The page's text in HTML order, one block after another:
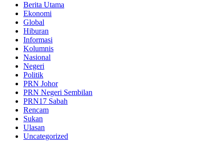
Berita Utama
Ekonomi
Global
Hiburan
Informasi
Kolumnis
Nasional
Negeri
Politik
PRN Johor
PRN Negeri Sembilan
PRN17 Sabah
Rencam
Sukan
Ulasan
Uncategorized